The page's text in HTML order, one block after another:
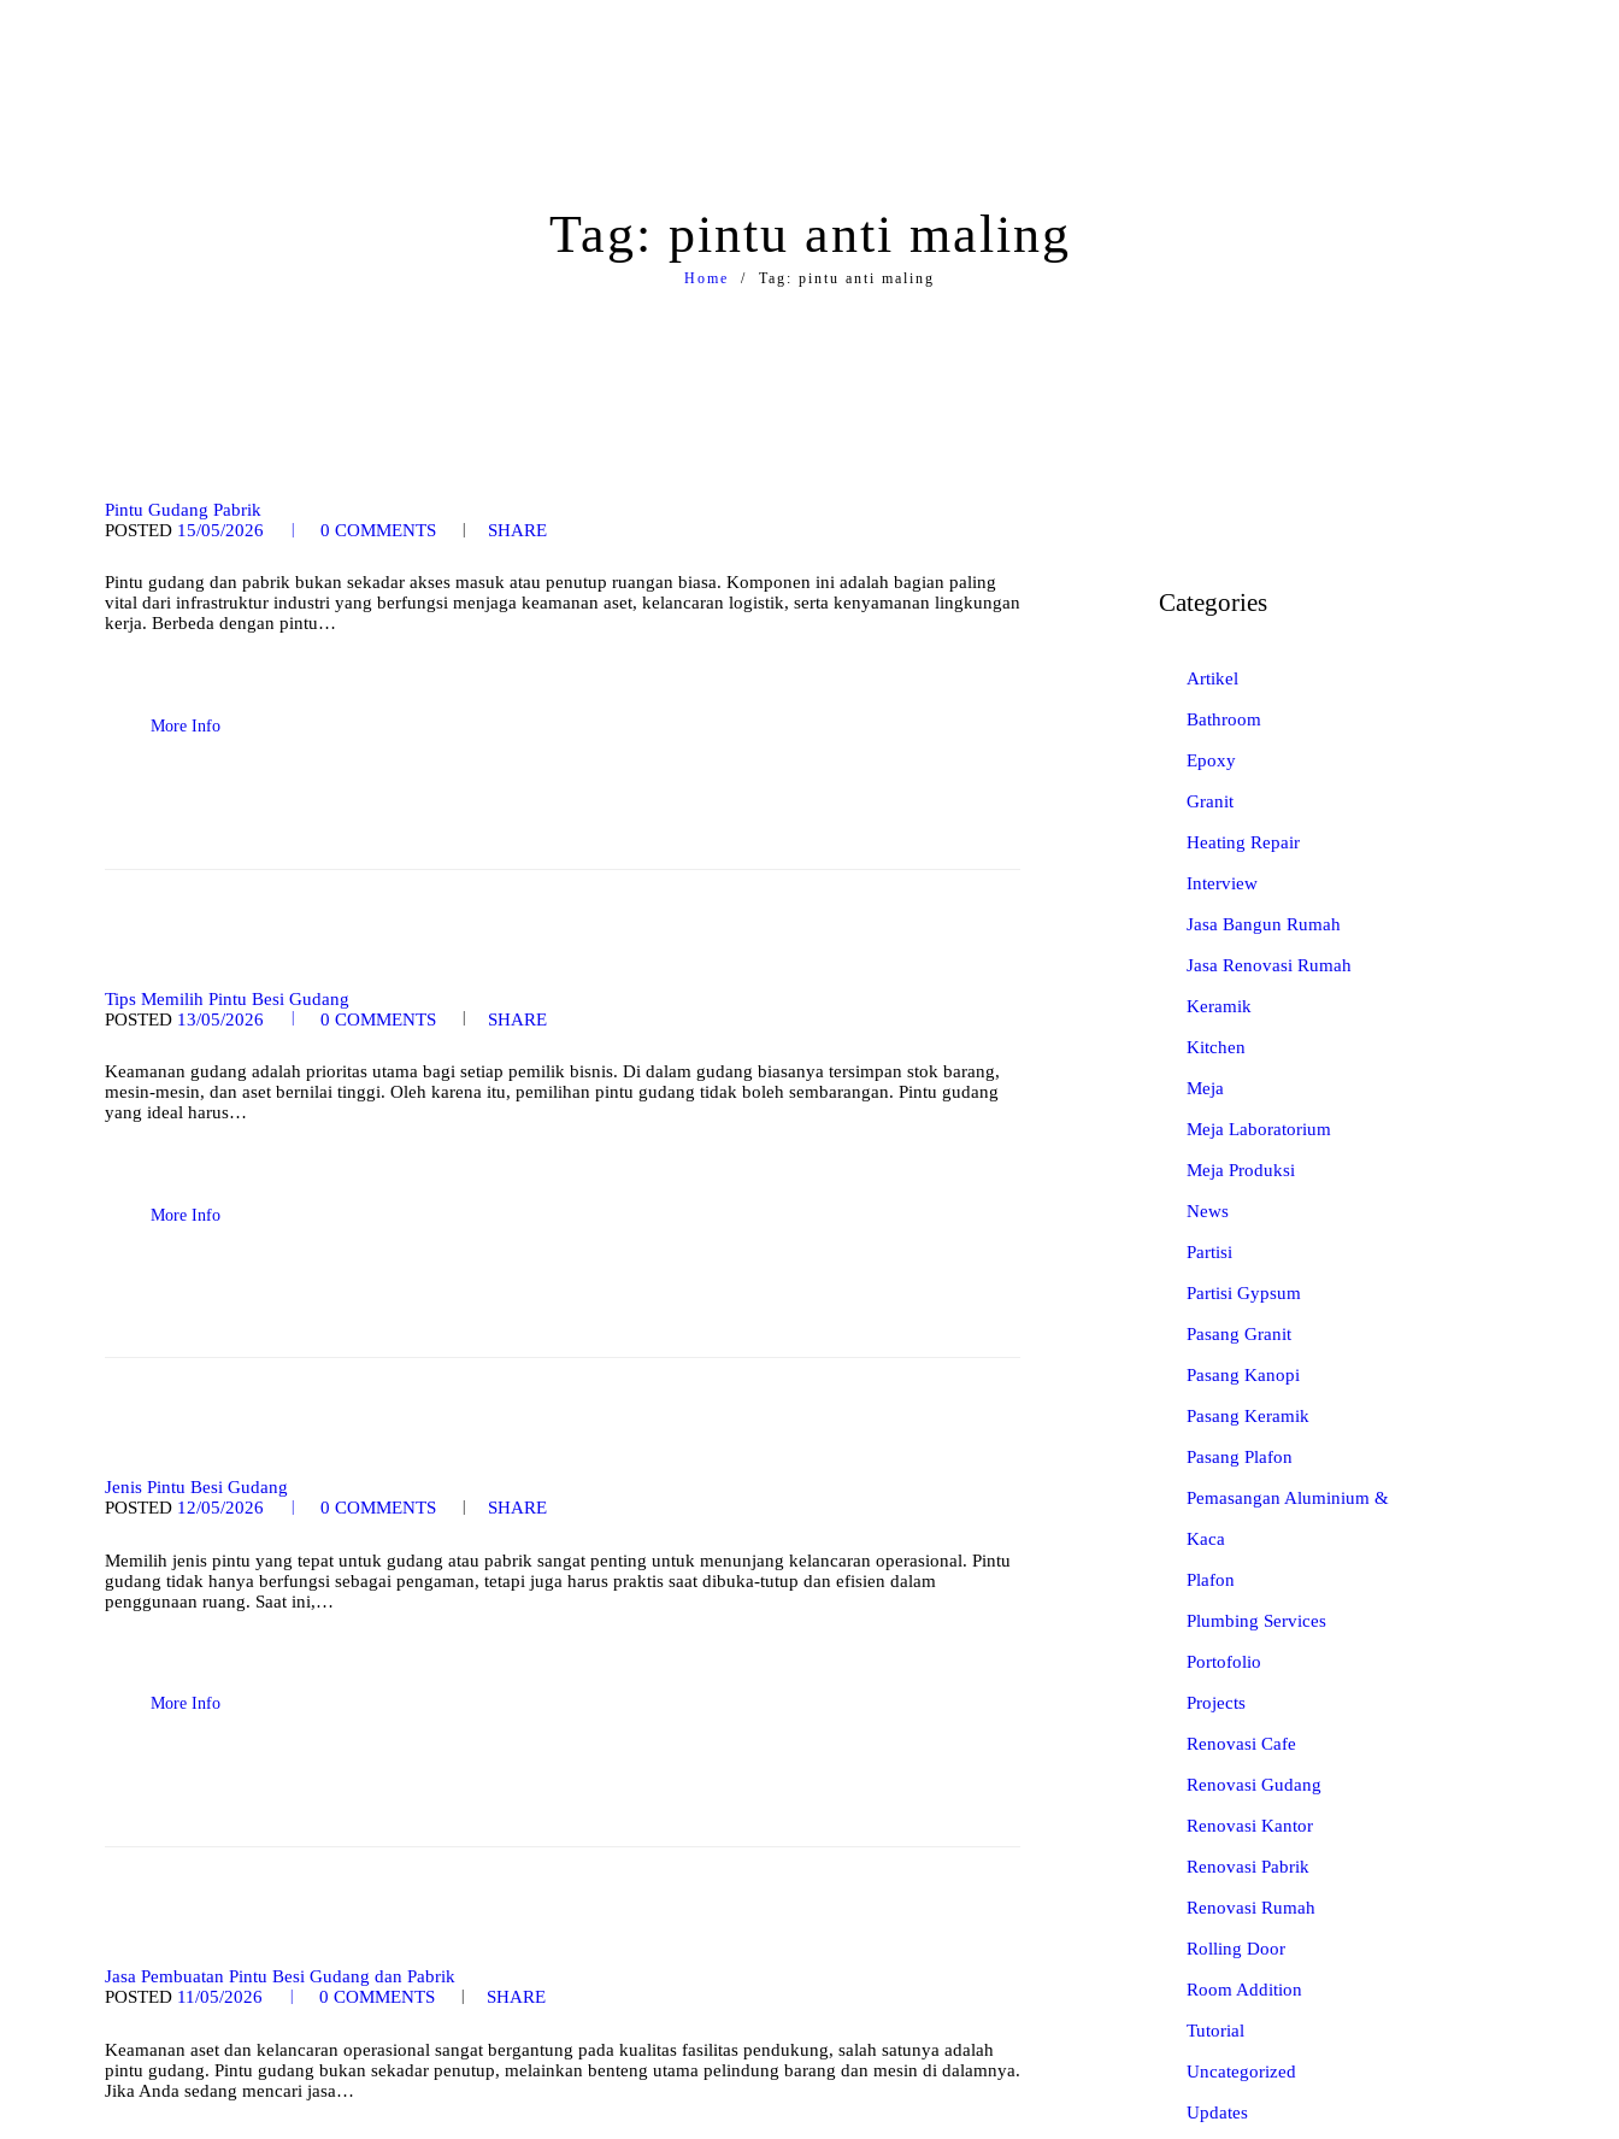
Tag: pintu anti maling
Home Tag: pintu anti maling
Pintu Gudang Pabrik
POSTED 15/05/2026 0 COMMENTS SHARE
Pintu gudang dan pabrik bukan sekadar akses masuk atau penutup ruangan biasa. Komponen ini adalah bagian paling
vital dari infrastruktur industri yang berfungsi menjaga keamanan aset, kelancaran logistik, serta kenyamanan lingkungan
kerja. Berbeda dengan pintu…
More Info
Tips Memilih Pintu Besi Gudang
POSTED 13/05/2026 0 COMMENTS SHARE
Keamanan gudang adalah prioritas utama bagi setiap pemilik bisnis. Di dalam gudang biasanya tersimpan stok barang,
mesin-mesin, dan aset bernilai tinggi. Oleh karena itu, pemilihan pintu gudang tidak boleh sembarangan. Pintu gudang
yang ideal harus…
More Info
Jenis Pintu Besi Gudang
POSTED 12/05/2026 0 COMMENTS SHARE
Memilih jenis pintu yang tepat untuk gudang atau pabrik sangat penting untuk menunjang kelancaran operasional. Pintu
gudang tidak hanya berfungsi sebagai pengaman, tetapi juga harus praktis saat dibuka-tutup dan efisien dalam
penggunaan ruang. Saat ini,…
More Info
Jasa Pembuatan Pintu Besi Gudang dan Pabrik
POSTED 11/05/2026 0 COMMENTS SHARE
Keamanan aset dan kelancaran operasional sangat bergantung pada kualitas fasilitas pendukung, salah satunya adalah
pintu gudang. Pintu gudang bukan sekadar penutup, melainkan benteng utama pelindung barang dan mesin di dalamnya.
Jika Anda sedang mencari jasa…
Categories
Artikel
Bathroom
Epoxy
Granit
Heating Repair
Interview
Jasa Bangun Rumah
Jasa Renovasi Rumah
Keramik
Kitchen
Meja
Meja Laboratorium
Meja Produksi
News
Partisi
Partisi Gypsum
Pasang Granit
Pasang Kanopi
Pasang Keramik
Pasang Plafon
Pemasangan Aluminium &
Kaca
Plafon
Plumbing Services
Portofolio
Projects
Renovasi Cafe
Renovasi Gudang
Renovasi Kantor
Renovasi Pabrik
Renovasi Rumah
Rolling Door
Room Addition
Tutorial
Uncategorized
Updates